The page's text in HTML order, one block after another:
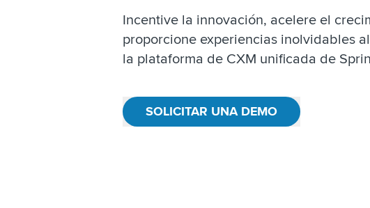
Incentive la innovación, acelere el
proporcione experiencias inolvidables
la plataforma de CXM unificada de
SOLICITAR UNA DEMO